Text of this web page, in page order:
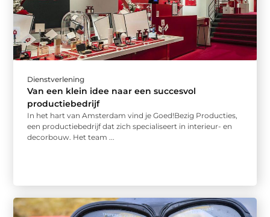
Dienstverlening
Van een klein idee naar een succesvol
productiebedrijf
In het hart van Amsterdam vind je Goed!Bezig Producties,
een productiebedrijf dat zich specialiseert in interieur- en
decorbouw. Het team ...